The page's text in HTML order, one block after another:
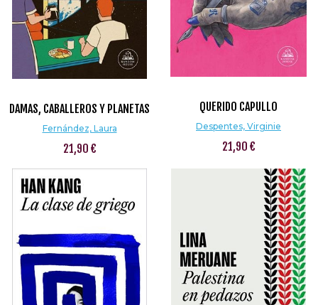
DAMAS, CABALLEROS Y PLANETAS
Fernández, Laura
21,90 €
QUERIDO CAPULLO
Despentes, Virginie
21,90 €